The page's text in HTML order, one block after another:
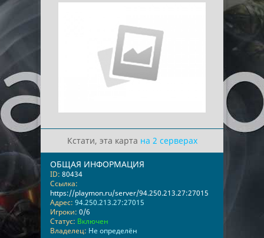
Кстати, эта карта на 2 серверах
ОБЩАЯ ИНФОРМАЦИЯ
ID: 80434
Ссылка:
https://playmon.ru/server/94.250.213.27:27015
Адрес: 94.250.213.27:27015
Игроки: 0/6
Статус: Включен
Владелец: Не определён